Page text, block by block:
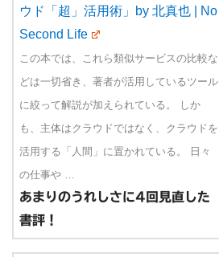
ウド「超」活用術」by 北真也 | No
Second Life
この本では、これら類似サービスの比較な
どは一切省き、著者が活用しているツール
に絞って解説が加えられている。 しか
も、主体はクラウドではなく、クラウドを
活用する「人間」に置かれている。 日々
の仕事や …
あまりのうれしさに4回見直した
書評！